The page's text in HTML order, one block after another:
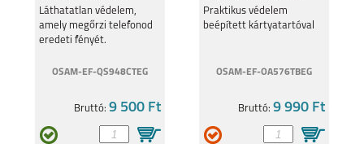
Láthatatlan védelem,
amely megőrzi telefonod
eredeti fényét.
OSAM-EF-QS948CTEG
Bruttó: 9 500 Ft
fekete
Praktikus védelem
beépített kártyatartóval
OSAM-EF-OA576TBEG
Bruttó:9 990 Ft